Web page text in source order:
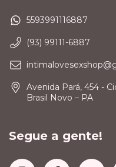
5593991116887
(93) 99111-6887
Avenida Pará, 454 -
Brasil Novo – PA
Segue a gente!